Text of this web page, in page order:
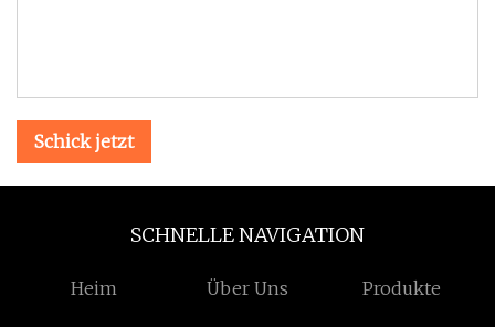
Schick jetzt
SCHNELLE NAVIGATION
Heim Über Uns Produkte